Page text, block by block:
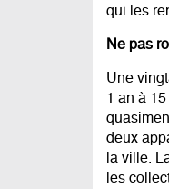
qui les
Ne pas
Une
1 an à
deux
la ville.
les